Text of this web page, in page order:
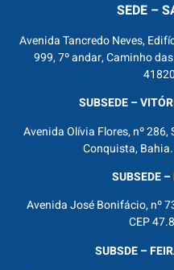
SEDE –
Avenida Tancredo Neves,
999, 7º andar, Caminho
SUBSEDE –
Avenida Olívia Flores, nº
Conquista,
SUBSEDE
Avenida José Bonifácio, nº
CEP
SUBSDE –